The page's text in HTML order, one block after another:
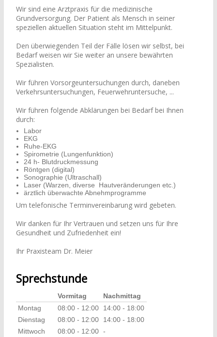
Wir sind eine Arztpraxis für die medizinische
Grundversorgung. Der Patient als Mensch in seiner
speziellen aktuellen Situation steht im Mittelpunkt.
Den überwiegenden Teil der Fälle lösen wir selbst, bei
Bedarf weisen wir Sie weiter an unsere bewährten
Spezialisten.
Wir führen Vorsorgeuntersuchungen durch, daneben
Verkehrsuntersuchungen, Feuerwehruntersuche, ...
Wir führen folgende Abklärungen bei Bedarf bei Ihnen
durch:
Labor
EKG
Ruhe-EKG
Spirometrie (Lungenfunktion)
24 h- Blutdruckmessung
Röntgen (digital)
Sonographie (Ultraschall)
Laser (Warzen, diverse Hautveränderungen etc.)
ärztlich überwachte Abnehmprogramme
Um telefonische Terminvereinbarung wird gebeten.
Wir danken für Ihr Vertrauen und setzen uns für Ihre
Gesundheit und Zufriedenheit ein!
Ihr Praxisteam Dr. Meier
Sprechstunde
Vormitag
Nachmittag
Montag
08:00 - 12:00
14:00 - 18:00
Dienstag
08:00 - 12:00
14:00 - 18:00
Mittwoch
08:00 - 12:00 -